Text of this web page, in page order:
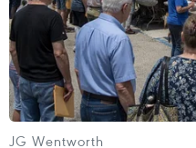
JG Wentworth